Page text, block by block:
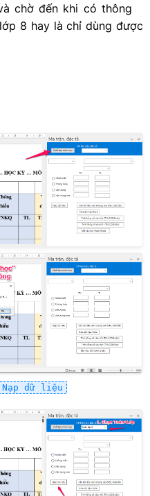
chờ đến khi có thông
8 hay là chỉ dùng được
Nạp dữ liệu